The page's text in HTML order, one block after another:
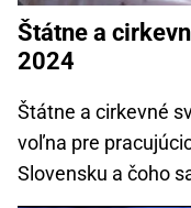
Štátne a
2024
Štátne a cirkevné
voľna pre
Slovensku a čoho